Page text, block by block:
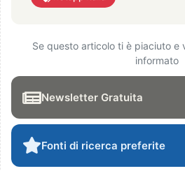
Se questo articolo ti è piaciuto e
informato
Newsletter Gratuita
Fonti di ricerca preferite